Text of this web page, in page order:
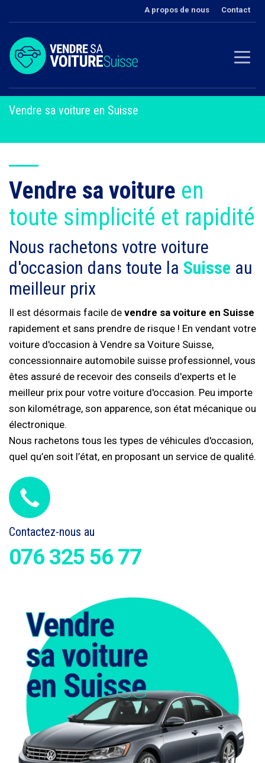
A propos de nous Contact
Vendre sa voiture en Suisse
Vendre sa voiture en
toute simplicité et rapidité
Nous rachetons votre voiture
d'occasion dans toute la Suisse au
meilleur prix
Il est désormais facile de vendre sa voiture en Suisse
rapidement et sans prendre de risque ! En vendant votre
voiture d'occasion à Vendre sa Voiture Suisse,
concessionnaire automobile suisse professionnel, vous
êtes assuré de recevoir des conseils d'experts et le
meilleur prix pour votre voiture d'occasion. Peu importe
son kilométrage, son apparence, son état mécanique ou
électronique.
Nous rachetons tous les types de véhicules d'occasion,
quel qu’en soit l’état, en proposant un service de qualité.
Contactez-nous au
076 325 56 77